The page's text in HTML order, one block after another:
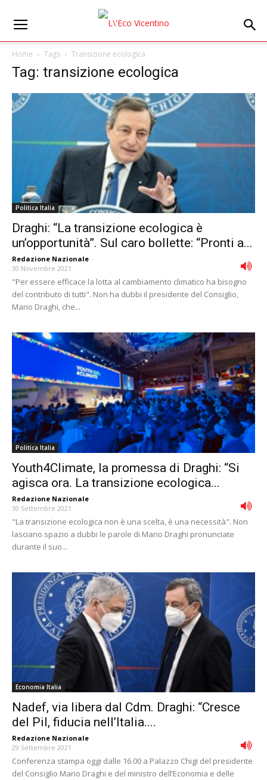
Home Tags Transizione ecologica
Tag: transizione ecologica
Politica Italia
Draghi: “La transizione ecologica è
un’opportunità”. Sul caro bollette: “Pronti a...
Redazione Nazionale -
30 Novembre 2021
"Per essere efficace la lotta al cambiamento climatico ha bisogno
del contributo di tutti". Non ha dubbi il presidente del Consiglio,
Mario Draghi, che...
Politica Italia
Youth4Climate, la promessa di Draghi: “Si
agisca ora. La transizione ecologica...
Redazione Nazionale -
30 Settembre 2021
"La transizione ecologica non è una scelta, è una necessità". Non
lasciano spazio a dubbi le parole di Mario Draghi pronunciate
durante il suo...
Economia Italia
Nadef, via libera dal Cdm. Draghi: “Cresce
del Pil, fiducia nell’Italia....
Redazione Nazionale -
29 Settembre 2021
Conferenza stampa oggi dalle 16.00 a Palazzo Chigi del presidente
del Consiglio Mario Draghi e del ministro dell’Economia e delle